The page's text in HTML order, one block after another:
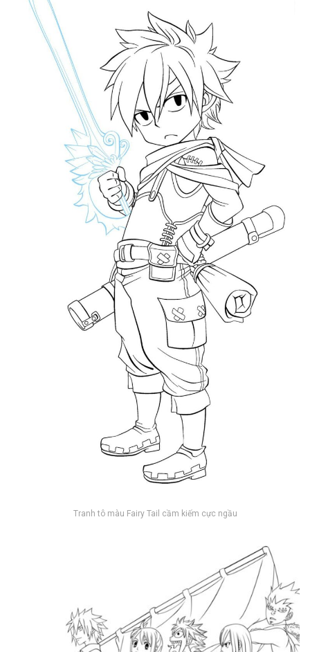
Tranh tô màu Fairy Tail cầm kiếm cực ngầu